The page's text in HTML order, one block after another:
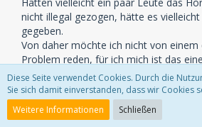
nicht illegal gezogen, hätte es
gegeben.
Von daher möchte ich nicht von
Problem reden, für ich mich ist das
Problemen.
Du kannst allerdings nicht ein Hörspiel
verkaufen. Das bringt es nicht. Kommen
Produktionskosten + angestrebter
Diese Seite verwendet Cookies. Durch die
Sie sich damit einverstanden, dass wir Cookies
Weitere Informationen
Schließen